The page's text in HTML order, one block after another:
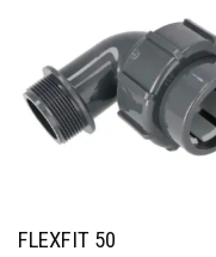
FLEXFIT 50